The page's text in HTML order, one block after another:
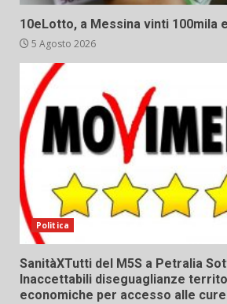
10eLotto, a Messina vinti 100mila
5 Agosto 2026
Politica
SanitàXTutti del M5S a Petralia
Inaccettabili diseguaglianze
economiche per accesso alle cure